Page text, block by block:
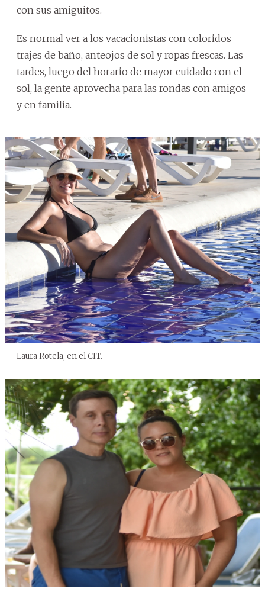
con sus amiguitos.
Es normal ver a los vacacionistas con coloridos
trajes de baño, anteojos de sol y ropas frescas. Las
tardes, luego del horario de mayor cuidado con el
sol, la gente aprovecha para las rondas con amigos
y en familia.
Laura Rotela, en el CIT.